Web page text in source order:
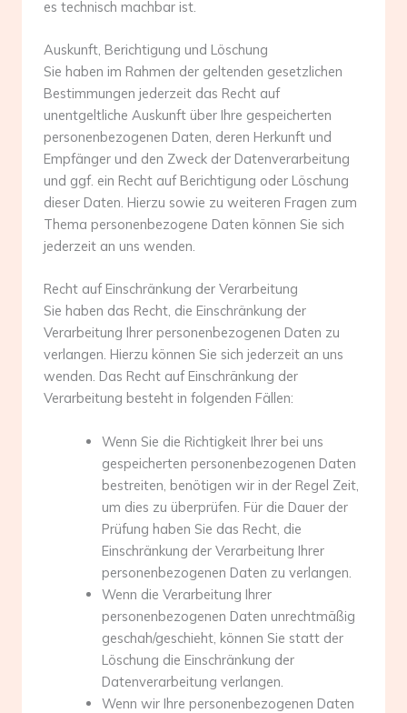
es technisch machbar ist.
Auskunft, Berichtigung und Löschung
Sie haben im Rahmen der geltenden gesetzlichen
Bestimmungen jederzeit das Recht auf
unentgeltliche Auskunft über Ihre gespeicherten
personenbezogenen Daten, deren Herkunft und
Empfänger und den Zweck der Datenverarbeitung
und ggf. ein Recht auf Berichtigung oder Löschung
dieser Daten. Hierzu sowie zu weiteren Fragen zum
Thema personenbezogene Daten können Sie sich
jederzeit an uns wenden.
Recht auf Einschränkung der Verarbeitung
Sie haben das Recht, die Einschränkung der
Verarbeitung Ihrer personenbezogenen Daten zu
verlangen. Hierzu können Sie sich jederzeit an uns
wenden. Das Recht auf Einschränkung der
Verarbeitung besteht in folgenden Fällen:
Wenn Sie die Richtigkeit Ihrer bei uns
gespeicherten personenbezogenen Daten
bestreiten, benötigen wir in der Regel Zeit,
um dies zu überprüfen. Für die Dauer der
Prüfung haben Sie das Recht, die
Einschränkung der Verarbeitung Ihrer
personenbezogenen Daten zu verlangen.
Wenn die Verarbeitung Ihrer
personenbezogenen Daten unrechtmäßig
geschah/geschieht, können Sie statt der
Löschung die Einschränkung der
Datenverarbeitung verlangen.
Wenn wir Ihre personenbezogenen Daten